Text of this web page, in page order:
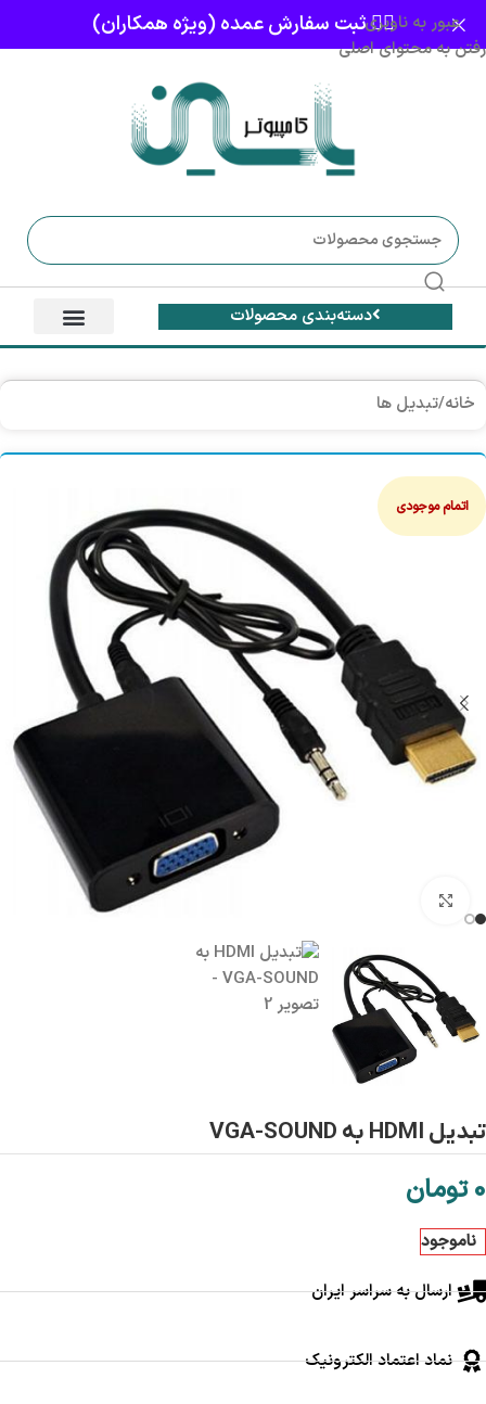
عبور به ناوبری
رفتن به محتوای اصلی
👈🏻 ثبت سفارش عمده (ویژه همکاران)
دسته‌بندی محصولات
خانه/تبدیل ها
اتمام موجودی
تبدیل HDMI به VGA-SOUND
0 تومان
ناموجود
ارسال به سراسر ایران
نماد اعتماد الکترونیک